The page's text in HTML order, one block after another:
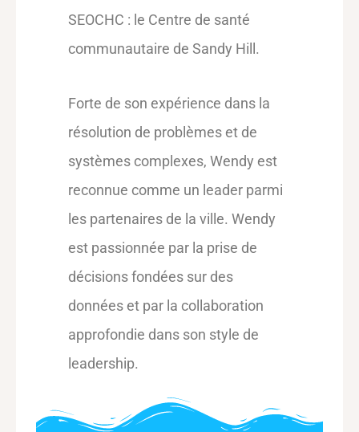
SEOCHC : le Centre de santé
communautaire de Sandy Hill.
Forte de son expérience dans la
résolution de problèmes et de
systèmes complexes, Wendy est
reconnue comme un leader parmi
les partenaires de la ville. Wendy
est passionnée par la prise de
décisions fondées sur des
données et par la collaboration
approfondie dans son style de
leadership.